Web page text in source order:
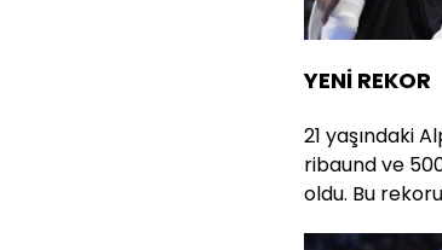
YENİ REKOR
21 yaşındaki
ribaund ve
oldu. Bu